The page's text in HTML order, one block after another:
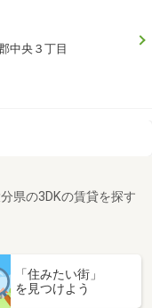
中央３丁目
県の3DKの賃貸を探す
「住みたい街」
を見つけよう